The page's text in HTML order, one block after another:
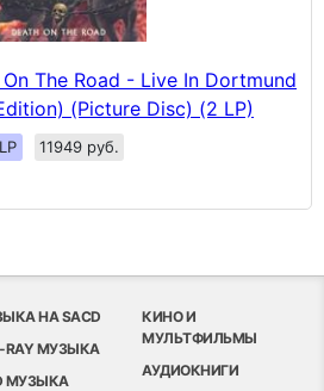
The Road - Live In Dortmund
(Picture Disc) (2 LP)
11949 руб.
НА SACD
RAY МУЗЫКА
МУЗЫКА
КИНО И
МУЛЬТФИЛЬМЫ
АУДИОКНИГИ